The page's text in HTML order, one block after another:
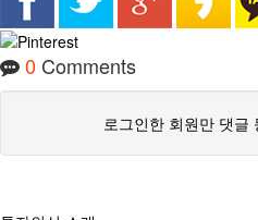
0 Comments
로그인한 회원만 댓글